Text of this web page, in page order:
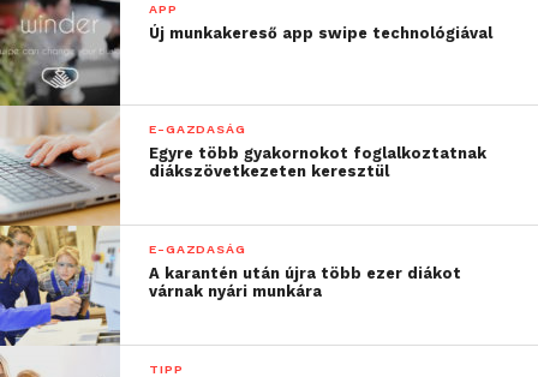
APP
Új munkakereső app swipe technológiával
E-GAZDASÁG
Egyre több gyakornokot foglalkoztatnak
diákszövetkezeten keresztül
E-GAZDASÁG
A karantén után újra több ezer diákot
várnak nyári munkára
TIPP